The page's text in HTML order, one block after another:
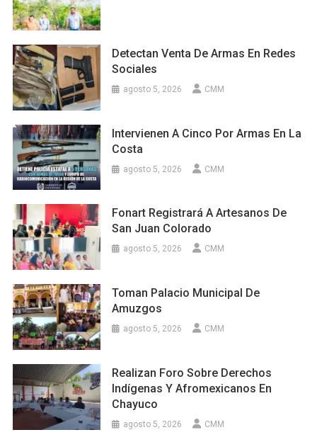
Detectan Venta De Armas En Redes
Sociales
agosto 5, 2026 CMM
Intervienen A Cinco Por Armas En La
Costa
agosto 5, 2026 CMM
Fonart Registrará A Artesanos De
San Juan Colorado
agosto 5, 2026 CMM
Toman Palacio Municipal De
Amuzgos
agosto 5, 2026 CMM
Realizan Foro Sobre Derechos
Indígenas Y Afromexicanos En
Chayuco
agosto 5, 2026 CMM